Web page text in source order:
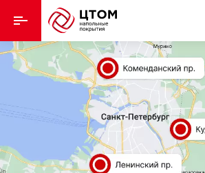
Назад
Кварцвиниловая плитка
Ламинат
Ковролин